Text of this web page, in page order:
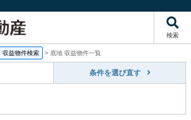
検索
収益物件検索 > 底地 収益物件一覧
条件を選び直す